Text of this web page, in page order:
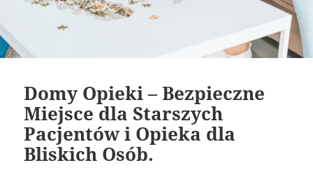
Domy Opieki – Bezpieczne
Miejsce dla Starszych
Pacjentów i Opieka dla
Bliskich Osób.